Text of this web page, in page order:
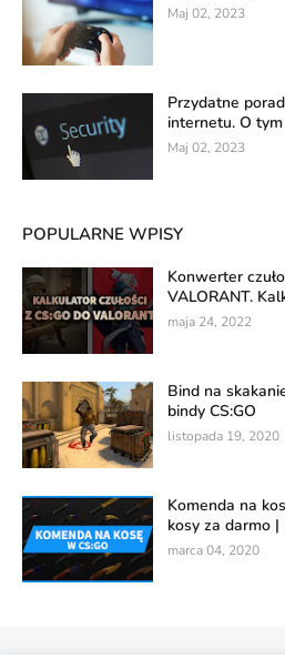
Maj 02, 2023
Przydatne
internetu. O
Maj 02, 2023
POPULARNE WPISY
Konwerter
VALORANT.
maja 24, 2022
Bind na
bindy CS:GO
listopada 19, 2020
Komenda na
kosy za darmo |
marca 04, 2020